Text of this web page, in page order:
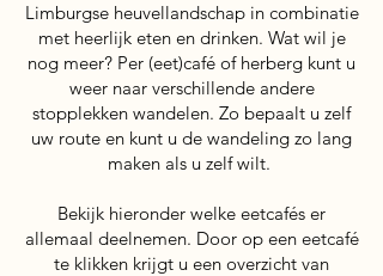
Limburgse heuvellandschap in combinatie
met heerlijk eten en drinken. Wat wil je
nog meer? Per (eet)café of herberg kunt u
weer naar verschillende andere
stopplekken wandelen. Zo bepaalt u zelf
uw route en kunt u de wandeling zo lang
maken als u zelf wilt.
Bekijk hieronder welke eetcafés er
allemaal deelnemen. Door op een eetcafé
te klikken krijgt u een overzicht van